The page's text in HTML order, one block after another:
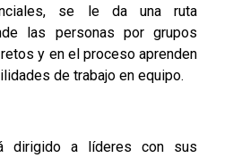
se le da una ruta
las personas por grupos
y en el proceso aprenden
de trabajo en equipo.
dirigido a líderes con sus